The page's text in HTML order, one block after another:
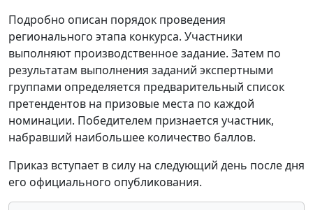
Подробно описан порядок проведения
регионального этапа конкурса. Участники
выполняют производственное задание. Затем по
результатам выполнения заданий экспертными
группами определяется предварительный список
претендентов на призовые места по каждой
номинации. Победителем признается участник,
набравший наибольшее количество баллов.
Приказ вступает в силу на следующий день после дня
его официального опубликования.